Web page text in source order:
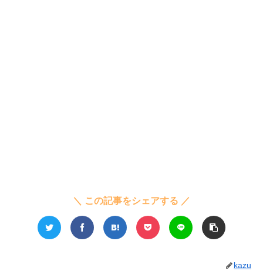
＼ この記事をシェアする ／
kazu